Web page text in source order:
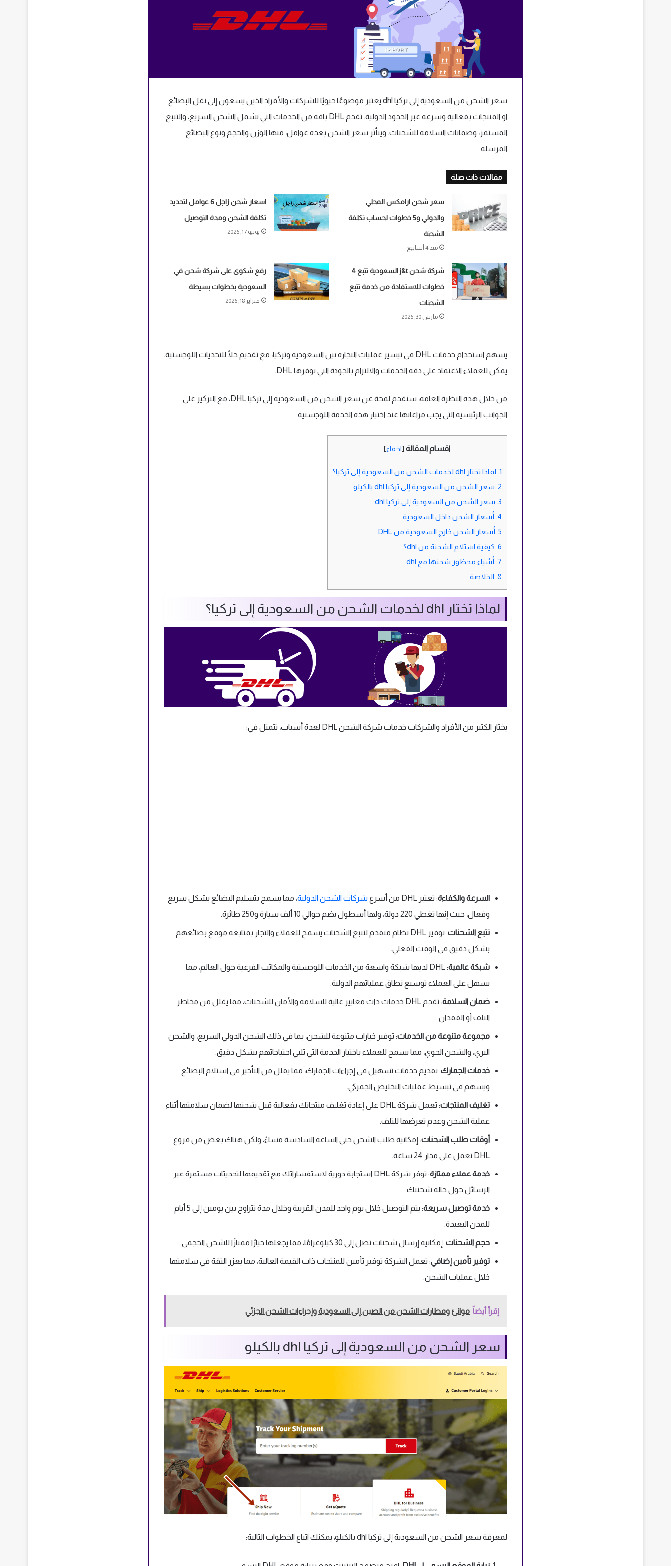
سعر الشحن من السعودية إلى تركيا dhl يعتبر موضوعًا حيويًا للشركات والأفراد الذين يسعون إلى نقل البضائع
او المنتجات بفعالية وسرعة عبر الحدود الدولية. تقدم DHL باقة من الخدمات التي تشمل الشحن السريع، والتتبع
المستمر، وضمانات السلامة للشحنات. ويتأثر سعر الشحن بعدة عوامل، منها الوزن والحجم ونوع البضائع
المرسلة.
مقالات ذات صلة
سعر شحن ارامكس المحلي
والدولي و5 خطوات لحساب تكلفة
الشحنة
منذ 4 أسابيع
اسعار شحن زاجل 6 عوامل لتحديد
تكلفة الشحن ومدة التوصيل
يونيو 17, 2026
شركة شحن j&t السعودية تتبع 4
خطوات للاستفادة من خدمة تتبع
الشحنات
مارس 30, 2026
رفع شكوى على شركة شحن في
السعودية بخطوات بسيطة
فبراير 18, 2026
يسهم استخدام خدمات DHL في تيسير عمليات التجارة بين السعودية وتركيا، مع تقديم حلًا للتحديات اللوجستية.
يمكن للعملاء الاعتماد على دقة الخدمات والالتزام بالجودة التي توفرها DHL.
من خلال هذه النظرة العامة، سنقدم لمحة عن سعر الشحن من السعودية إلى تركيا DHL، مع التركيز على
الجوانب الرئيسية التي يجب مراعاتها عند اختيار هذه الخدمة اللوجستية.
اقسام المقالة [اخفاء]
1. لماذا تختار dhl لخدمات الشحن من السعودية إلى تركيا؟
2. سعر الشحن من السعودية إلى تركيا dhl بالكيلو
3. سعر الشحن من السعودية إلى تركيا dhl
4. أسعار الشحن داخل السعودية
5. أسعار الشحن خارج السعودية من DHL
6. كيفية استلام الشحنة من dhl؟
7. أشياء محظور شحنها مع dhl
8. الخلاصة
لماذا تختار dhl لخدمات الشحن من السعودية إلى تركيا؟
يختار الكثير من الأفراد والشركات خدمات شركة الشحن DHL لعدة أسباب، تتمثل في:
السرعة والكفاءة: تعتبر DHL من أسرع شركات الشحن الدولية، مما يسمح بتسليم البضائع بشكل سريع
وفعال، حيث إنها تغطي 220 دولة، ولها أسطول يضم حوالي 10 ألف سيارة و250 طائرة.
تتبع الشحنات
: توفير DHL نظام متقدم لتتبع الشحنات يسمح للعملاء والتجار بمتابعة موقع بضائعهم
بشكل دقيق في الوقت الفعلي.
شبكة عالمية
: DHL لديها شبكة واسعة من الخدمات اللوجستية والمكاتب الفرعية حول العالم، مما
يسهل على العملاء توسيع نطاق عملياتهم الدولية.
ضمان السلامة
: تقدم DHL خدمات ذات معايير عالية للسلامة والأمان للشحنات، مما يقلل من مخاطر
التلف أو الفقدان.
مجموعة متنوعة من الخدمات: توفير خيارات متنوعة للشحن، بما في ذلك الشحن الدولي السريع، والشحن
البري، والشحن الجوي، مما يسمح للعملاء باختيار الخدمة التي تلبي احتياجاتهم بشكل دقيق.
خدمات الجمارك: تقديم خدمات تسهيل في إجراءات الجمارك، مما يقلل من التأخير في استلام البضائع
ويسهم في تبسيط عمليات التخليص الجمركي.
تغليف المنتجات
: تعمل شركة DHL على إعادة تغليف منتجاتك بفعالية قبل شحنها لضمان سلامتها أثناء
عملية الشحن وعدم تعرضها للتلف.
أوقات طلب الشحنات: إمكانية طلب الشحن حتى الساعة السادسة مساءً، ولكن هناك بعض من فروع
DHL تعمل على مدار 24 ساعة.
خدمة عملاء ممتازة
: توفر شركة DHL استجابة دورية لاستفساراتك مع تقديمها لتحديثات مستمرة عبر
الرسائل حول حالة شحنتك.
خدمة توصيل سريعة
: يتم التوصيل خلال يوم واحد للمدن القريبة وخلال مدة تتراوح بين يومين إلى 5 أيام
للمدن البعيدة.
حجم الشحنات: إمكانية إرسال شحنات تصل إلى 30 كيلوغرامًا، مما يجعلها خيارًا ممتازًا للشحن الحجمي.
توفير تأمين إضافي: تعمل الشركة توفير تأمين للمنتجات ذات القيمة العالية، مما يعزز الثقة في سلامتها
خلال عمليات الشحن.
إقرأ أيضاً موانئ ومطارات الشحن من الصين إلى السعودية وإجراءات الشحن الجزئي
سعر الشحن من السعودية إلى تركيا dhl بالكيلو
لمعرفة سعر الشحن من السعودية إلى تركيا dhl بالكيلو، يمكنك اتباع الخطوات التالية: